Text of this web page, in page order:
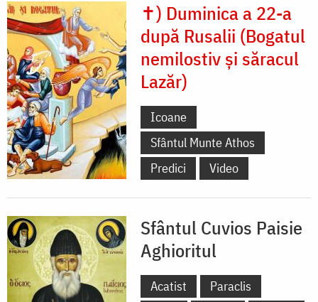
✝) Duminica a 22-a
după Rusalii (Bogatul
nemilostiv și săracul
Lazăr)
Icoane
Sfântul Munte Athos
Predici
Video
Sfântul Cuvios Paisie
Aghioritul
Acatist Paraclis